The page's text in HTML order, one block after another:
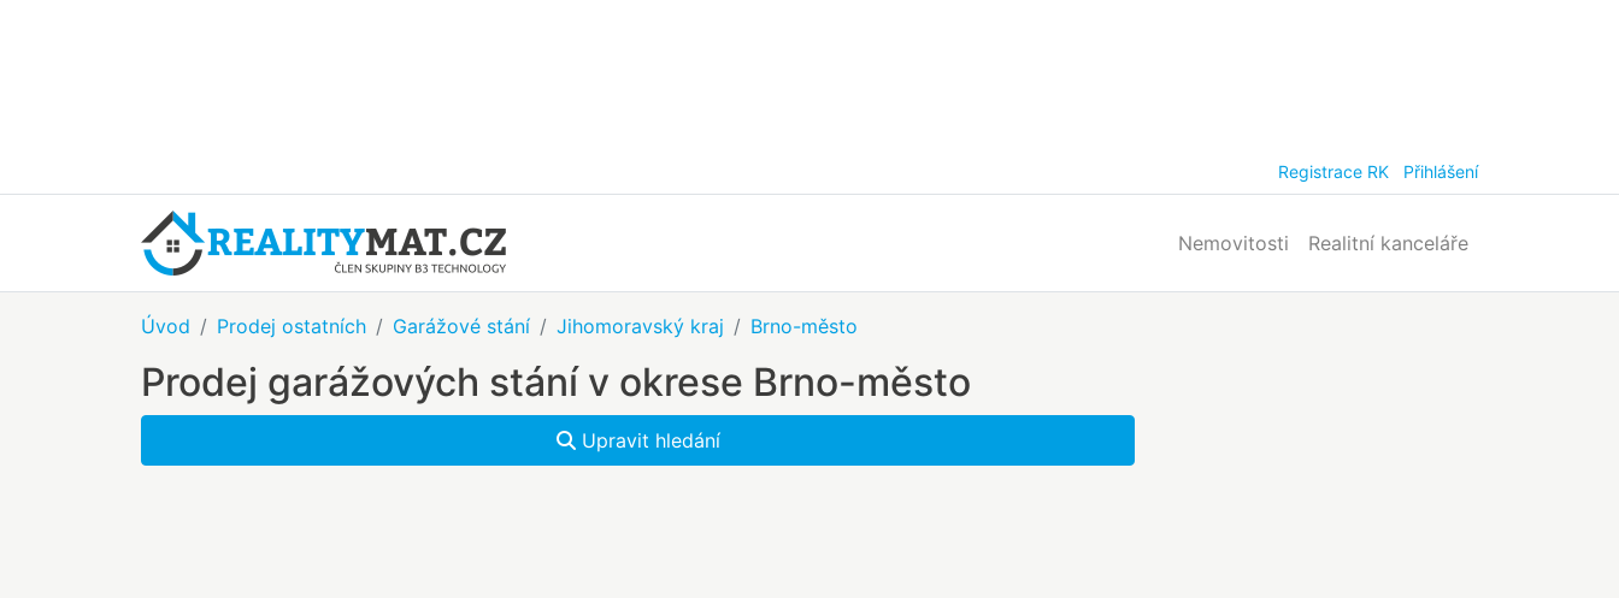
Registrace RK Přihlášení
Nemovitosti Realitní kanceláře
Úvod Prodej ostatních Garážové stání Jihomoravský kraj Brno-město
Prodej garážových stání v okrese Brno-město
Upravit hledání